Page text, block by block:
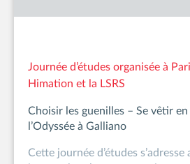
Journée d’études organisée à
Himation et la LSRS
Choisir les guenilles – Se vêtir
l’Odyssée à Galliano
Cette journée d’études